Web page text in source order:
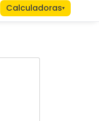
Calculadoras▾